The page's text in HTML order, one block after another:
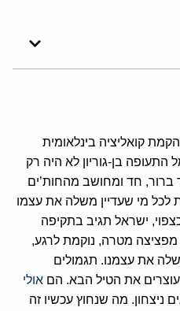
קואליציה בינלאומית
בן-גוריון לא היה רק
חד ומחושב מהחות’ים
מי שעדיין משלה את עצמו
ישראל תגיב בתקיפה
מפציצה מטרה, נוקמת לרגע,
את עצמנו. תגמולים
עוצרים את הטיל הבא. הם אולי
ניצחון. מה שנחוץ עכשיו זה